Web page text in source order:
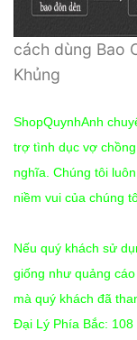
cách dùng Bao
Khủng
ShopQuynhAnh
trợ tình dục vợ
nghĩa. Chúng tôi
niềm vui của chúng
Nếu quý khách sử
giống như quảng
mà quý khách đã
Đại Lý Phía Bắc: 108